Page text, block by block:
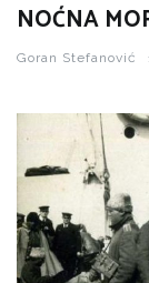
NOĆNA
Goran Stefanović